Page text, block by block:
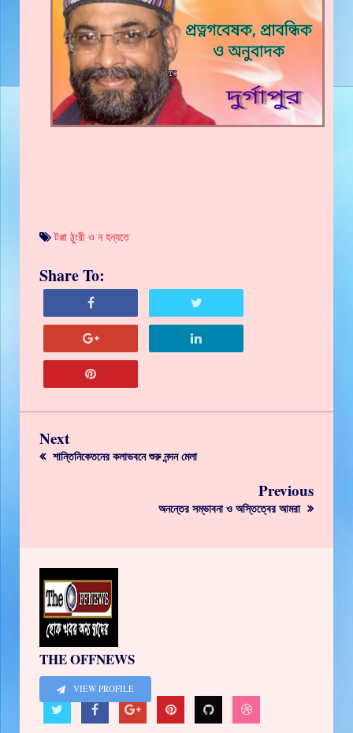
টপ্পা ঠুংরী ও ন হন্যতে
Share To:
Next
শান্তিনিকেতনের কলাভবনে শুরু নন্দন মেলা
Previous
অনন্তের সম্ভাবনা ও অস্তিত্বের আমরা
THE OFFNEWS
VIEW PROFILE